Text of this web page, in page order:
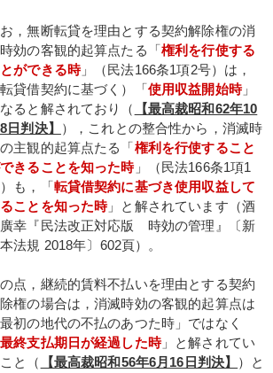
，無断転貸を理由とする契約解除権の消
効の客観的起算点たる「 権利を行使する
ができる時 」（民法166条1項2号）は，
転貸借契約に基づく）「 使用収益開始時」
ると解されており（
【最高裁昭和62年10
日判決】
），これとの整合性から，消滅時
主観的起算点たる「 権利を行使すること
きることを知った時 」（民法166条1項1
も，「 転貸借契約に基づき使用収益して
ことを知った時 」と解されています（酒
幸『民法改正対応版 時効の管理』〔新
法規 2018年〕602頁）。
点，継続的賃料不払いを理由とする契約
権の場合は，消滅時効の客観的起算点は
最初の地代の不払のあつた時」ではなく
最終支払期日が経過した時」と解されてい
と（
【最高裁昭和56年6月16日判決】
）と